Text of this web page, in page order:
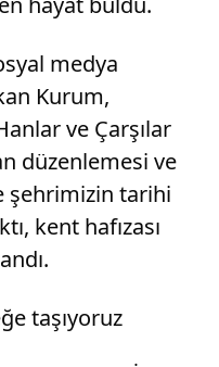
medya
Kurum,
ve Çarşılar
düzenlemesi ve
şehrimizin tarihi
kent hafızası
taşıyoruz